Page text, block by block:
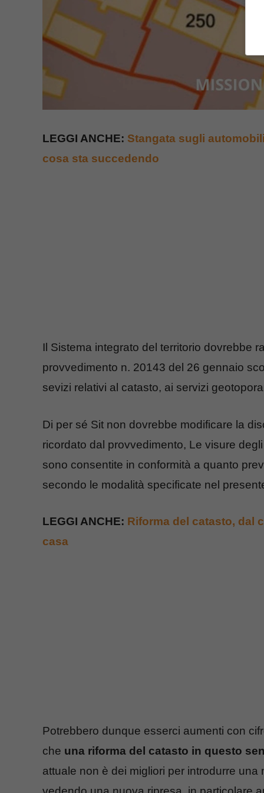
LEGGI ANCHE: Stangata sugli
cosa sta succedendo
Il Sistema integrato del territorio dovrebbe
provvedimento n. 20143 del 26 gennaio
sevizi relativi al catasto, ai servizi
Di per sé Sit non dovrebbe modificare la
ricordato dal provvedimento, Le visure
sono consentite in conformità a quanto
secondo le modalità specificate nel
LEGGI ANCHE: Riforma del catasto, dal
casa
Potrebbero dunque esserci aumenti con
che una riforma del catasto in questo
attuale non è dei migliori per introdurre una